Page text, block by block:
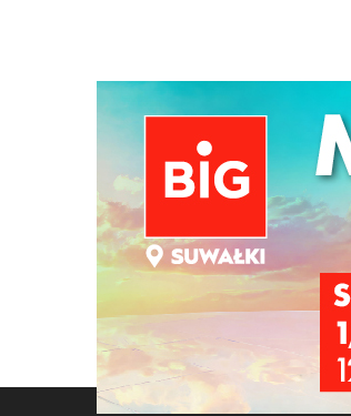
Szukana fraza w ogłoszeniach
Ciekawostka o Suwałkach
Odkryłem coś pięknego w
aucie na cichym osiedlu
Jeździectwo